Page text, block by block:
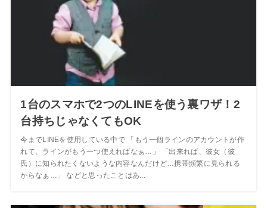
1台のスマホで2つのLINEを使う裏ワザ！2
台持ちじゃなくてもOK
今までLINEを使用している中で 「もう一個ラインのアカウントが作
れて、ラインがもう一つ使えればなぁ…」 「出来れば、彼女（彼
氏）に知られたくないような内容なんだけど…携帯頻繁に見られる
からなぁ…」 などと思ったことはあ...